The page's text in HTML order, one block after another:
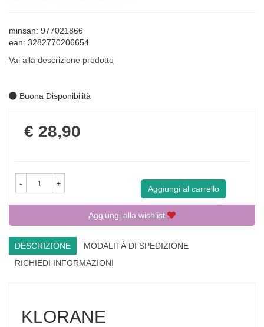
minsan: 977021866
ean: 3282770206654
Vai alla descrizione prodotto
Buona Disponibilità
Prezzo
€ 28,90
- +
Aggiungi al carrello
Aggiungi alla wishlist
DESCRIZIONE
MODALITÀ DI SPEDIZIONE
RICHIEDI INFORMAZIONI
KLORANE